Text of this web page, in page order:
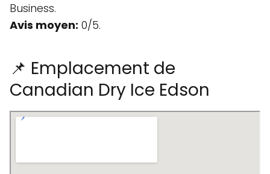
Business.
Avis moyen: 0/5.
📌 Emplacement de
Canadian Dry Ice Edson